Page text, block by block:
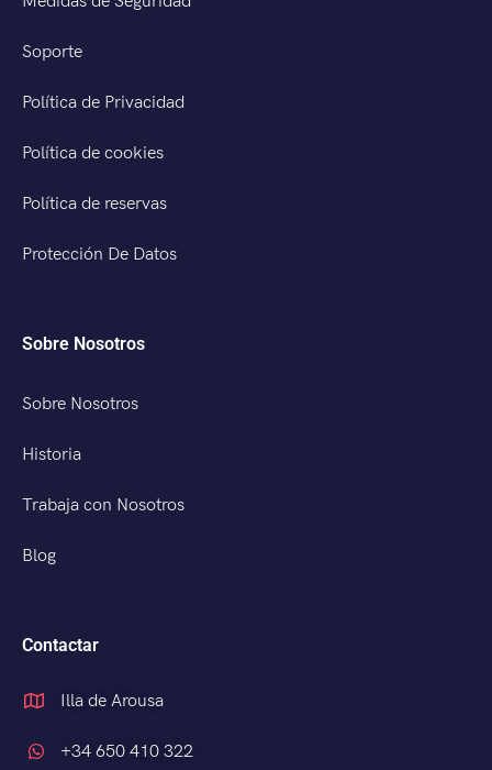
Soporte
Política de Privacidad
Política de cookies
Política de reservas
Protección De Datos
Sobre Nosotros
Sobre Nosotros
Historia
Trabaja con Nosotros
Blog
Contactar
Illa de Arousa
+34 650 410 322